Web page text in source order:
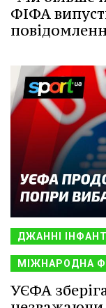
ФІФА
ДЖАННІ
МІЖНАРОДНА
УЄФА